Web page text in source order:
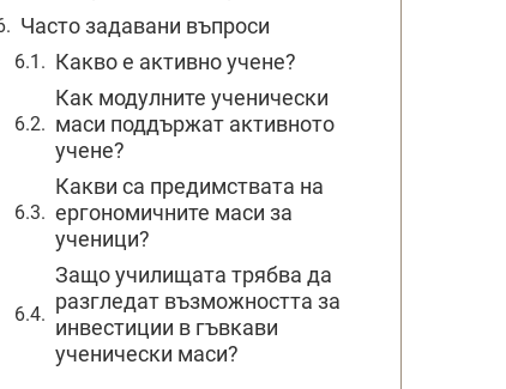
Часто задавани въпроси
Какво е активно учене?
Как модулните ученически
маси поддържат активното
учене?
Какви са предимствата на
ергономичните маси за
ученици?
Защо училищата трябва да
разгледат възможността за
инвестиции в гъвкави
ученически маси?